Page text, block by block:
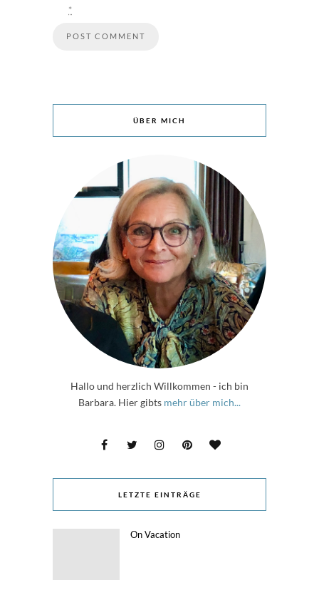
*
ÜBER MICH
Hallo und herzlich Willkommen - ich bin
Barbara. Hier gibts mehr über mich...
LETZTE EINTRÄGE
On Vacation